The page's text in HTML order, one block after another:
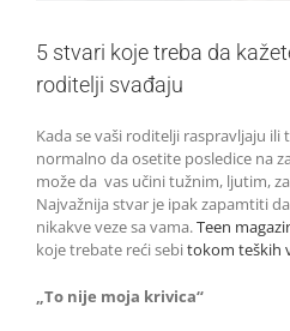
5 stvari koje treba da
roditelji svađaju
Kada se vaši roditelji raspravljaju
normalno da osetite posledice na
može da vas učini tužnim, ljutim,
Najvažnija stvar je ipak zapamtiti
nikakve veze sa vama.Teen
koje trebate reći sebitokom teških
„To nije moja krivica“